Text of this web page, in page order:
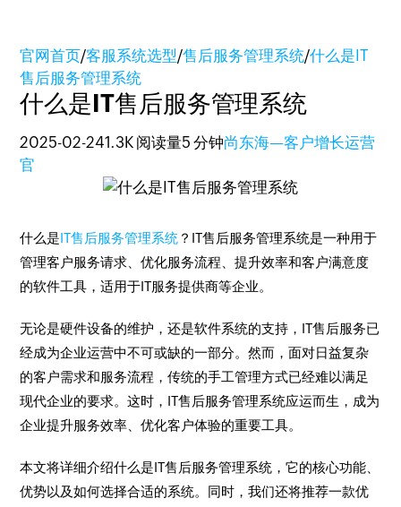
官网首页/客服系统选型/售后服务管理系统/什么是IT
售后服务管理系统
什么是IT售后服务管理系统
2025-02-241.3K 阅读量5 分钟尚东海—客户增长运营
官
什么是IT售后服务管理系统 ？IT售后服务管理系统是一种用于
管理客户服务请求、优化服务流程、提升效率和客户满意度
的软件工具，适用于IT服务提供商等企业。
无论是硬件设备的维护，还是软件系统的支持，IT售后服务已
经成为企业运营中不可或缺的一部分。然而，面对日益复杂
的客户需求和服务流程，传统的手工管理方式已经难以满足
现代企业的要求。这时，IT售后服务管理系统应运而生，成为
企业提升服务效率、优化客户体验的重要工具。
本文将详细介绍什么是IT售后服务管理系统，它的核心功能、
优势以及如何选择合适的系统。同时，我们还将推荐一款优